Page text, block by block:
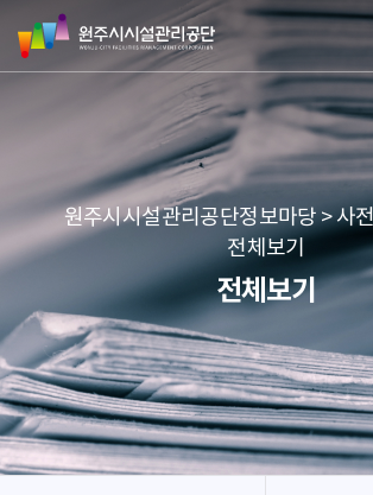
네
본문 바로가기
메뉴 바로가기
원
주
시
리
공
단
원주시시설관리공단정보마당 > 사
전체보기
전체보기